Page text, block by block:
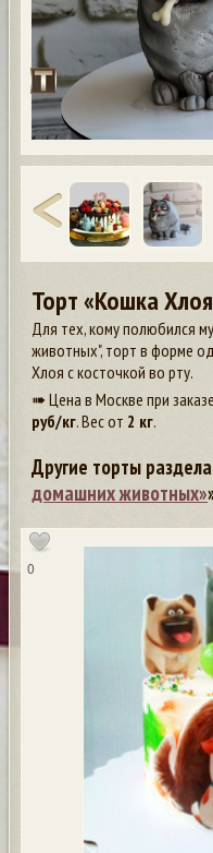
Торт «Кошка
Для тех, кому полюбился
животных", торт в форме
Хлоя с косточкой во рту.
➠ Цена в Москве при
руб/кг. Вес от 2 кг.
Другие торты
домашних животных»
0